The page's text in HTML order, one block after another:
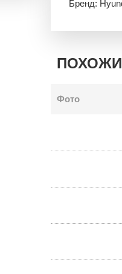
Бренд:
Фото